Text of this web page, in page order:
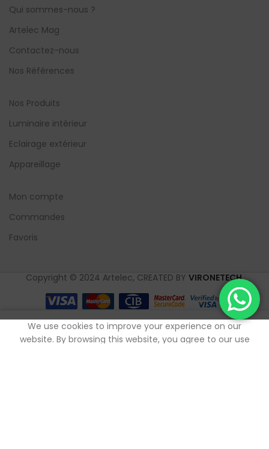
Qui sommes-nous ?
Artelec Mag
Contactez-nous
Nos Références
Nos Produits
Luminaire intérieur
Eclairage extérieur
Appareillage
Mon compte
Commandes
Favoris
Copyright © 2024 Artelec, CREATED BY VIRONETECH.
We use cookies to improve your experience on our
website. By browsing this website, you agree to our use
Mes favoris
Panier
Mon compte